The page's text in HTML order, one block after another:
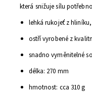
která snižujesílu
lehká rukojeť z
ostří vyrobené z
snadno vyměnitelné
délka: 270 mm
hmotnost: cca 310 g